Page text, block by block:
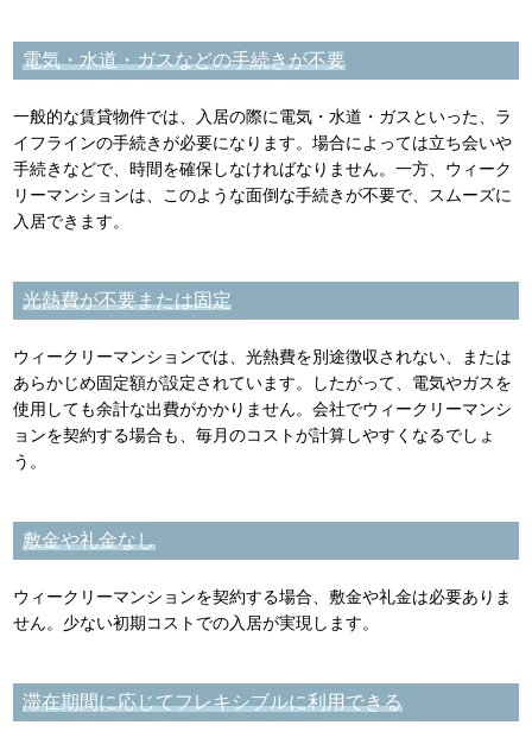
電気・水道・ガスなどの手続きが不要
一般的な賃貸物件では、入居の際に電気・水道・ガスといった、ラ
イフラインの手続きが必要になります。場合によっては立ち会いや
手続きなどで、時間を確保しなければなりません。一方、ウィーク
リーマンションは、このような面倒な手続きが不要で、スムーズに
入居できます。
光熱費が不要または固定
ウィークリーマンションでは、光熱費を別途徴収されない、または
あらかじめ固定額が設定されています。したがって、電気やガスを
使用しても余計な出費がかかりません。会社でウィークリーマンシ
ョンを契約する場合も、毎月のコストが計算しやすくなるでしょ
う。
敷金や礼金なし
ウィークリーマンションを契約する場合、敷金や礼金は必要ありま
せん。少ない初期コストでの入居が実現します。
滞在期間に応じてフレキシブルに利用できる